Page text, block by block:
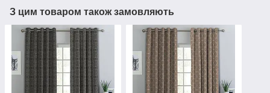
З цим товаром також замовляють